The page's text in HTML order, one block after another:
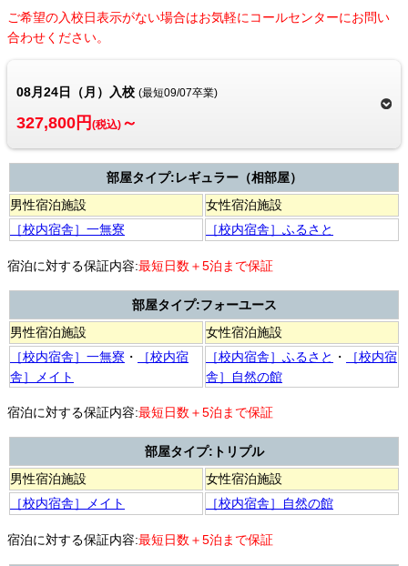
ご希望の入校日表示がない場合はお気軽にコールセンターにお問い
合わせください。
08月24日（月）入校 (最短09/07卒業)
327,800円 (税込) ～
部屋タイプ:レギュラー（相部屋）
男性宿泊施設
女性宿泊施設
［校内宿舎］一無寮
［校内宿舎］ふるさと
宿泊に対する保証内容:最短日数＋5泊まで保証
部屋タイプ:フォーユース
男性宿泊施設
女性宿泊施設
［校内宿舎］一無寮 ・
［校内宿
舎］メイト
［校内宿舎］ふるさと ・
［校内宿
舎］自然の館
宿泊に対する保証内容:最短日数＋5泊まで保証
部屋タイプ:トリプル
男性宿泊施設
女性宿泊施設
［校内宿舎］メイト
［校内宿舎］自然の館
宿泊に対する保証内容:最短日数＋5泊まで保証